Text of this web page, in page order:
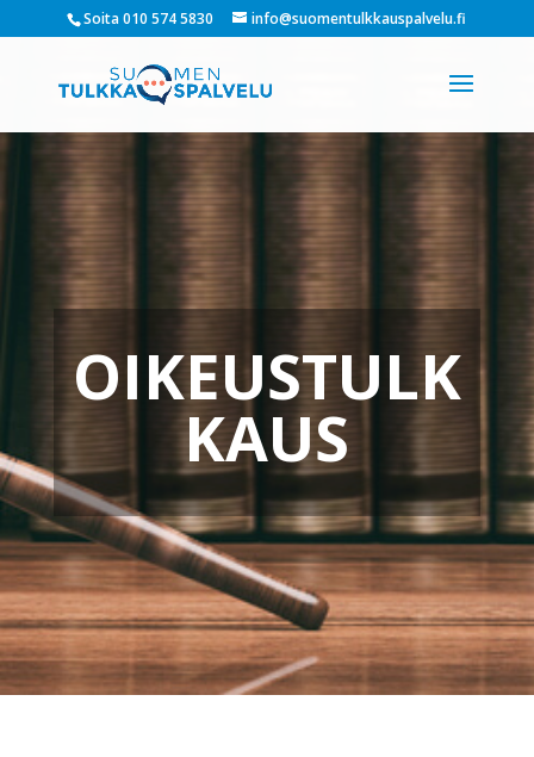
Soita 010 574 5830 info@suomentulkkauspalvelu.fi
OIKEUSTULK
KAUS